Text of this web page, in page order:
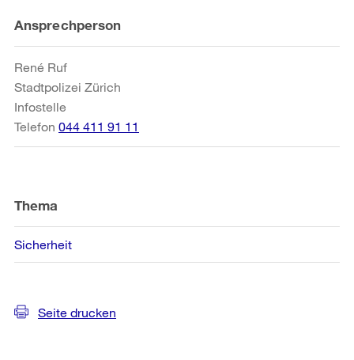
Weitere
Informationen
Ansprechperson
René Ruf
Stadtpolizei Zürich
Infostelle
Telefon 044 411 91 11
Thema
Sicherheit
Seite drucken